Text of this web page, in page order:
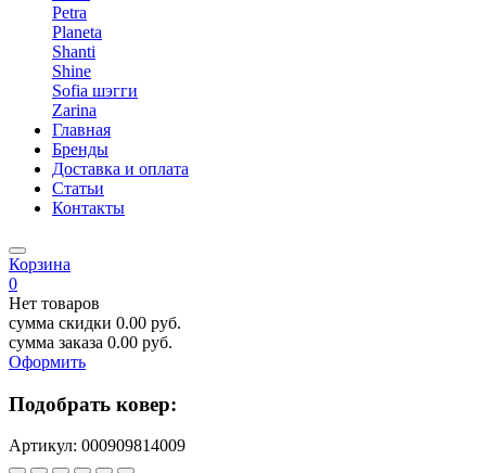
Petra
Planeta
Shanti
Shine
Sofia шэгги
Zarina
Главная
Бренды
Доставка и оплата
Статьи
Контакты
Корзина
0
Нет товаров
сумма скидки 0.00 руб.
сумма заказа 0.00 руб.
Оформить
Подобрать ковер:
Артикул: 000909814009